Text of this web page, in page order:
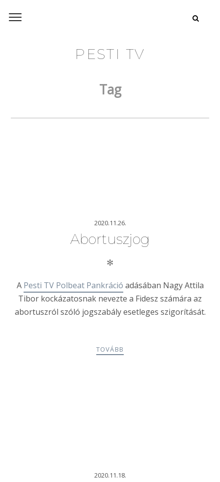
PESTI TV
Tag
2020.11.26.
Abortuszjog
✻
A Pesti TV Polbeat Pankráció adásában Nagy Attila
Tibor kockázatosnak nevezte a Fidesz számára az
abortuszról szóló jogszabály esetleges szigorítását.
TOVÁBB
2020.11.18.